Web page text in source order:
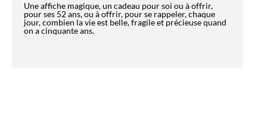
Une affiche magique, un cadeau pour soi ou à offrir,
pour ses 52 ans, ou à offrir, pour se rappeler, chaque
jour, combien la vie est belle, fragile et précieuse quand
on a cinquante ans.